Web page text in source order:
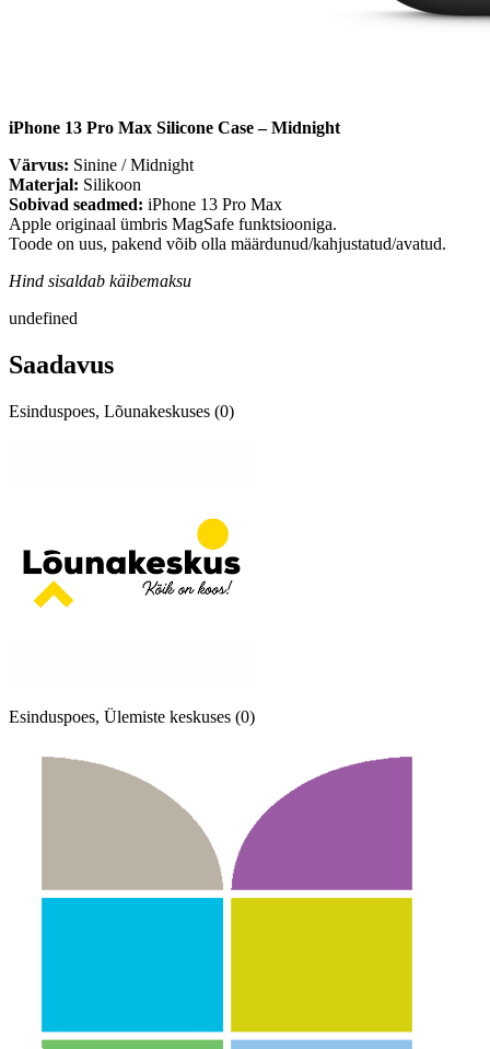
iPhone 13 Pro Max Silicone Case – Midnight
Värvus: Sinine / Midnight
Materjal: Silikoon
Sobivad seadmed: iPhone 13 Pro Max
Apple originaal ümbris MagSafe funktsiooniga.
Toode on uus, pakend võib olla määrdunud/kahjustatud/avatud.
Hind sisaldab käibemaksu
undefined
Saadavus
Esinduspoes, Lõunakeskuses (0)
Esinduspoes, Ülemiste keskuses (0)